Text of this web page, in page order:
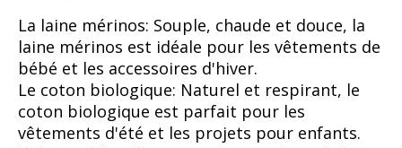
La laine mérinos: Souple, chaude et douce, la
laine mérinos est idéale pour les vêtements de
bébé et les accessoires d'hiver.
Le coton biologique: Naturel et respirant, le
coton biologique est parfait pour les
vêtements d'été et les projets pour enfants.